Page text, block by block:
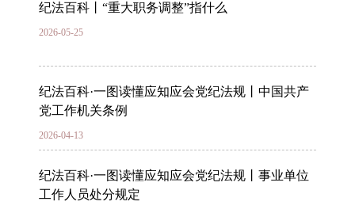
纪法百科丨“重大职务调整”指什么
2026-05-25
纪法百科·一图读懂应知应会党纪法规丨中国共产
党工作机关条例
2026-04-13
纪法百科·一图读懂应知应会党纪法规丨事业单位
工作人员处分规定